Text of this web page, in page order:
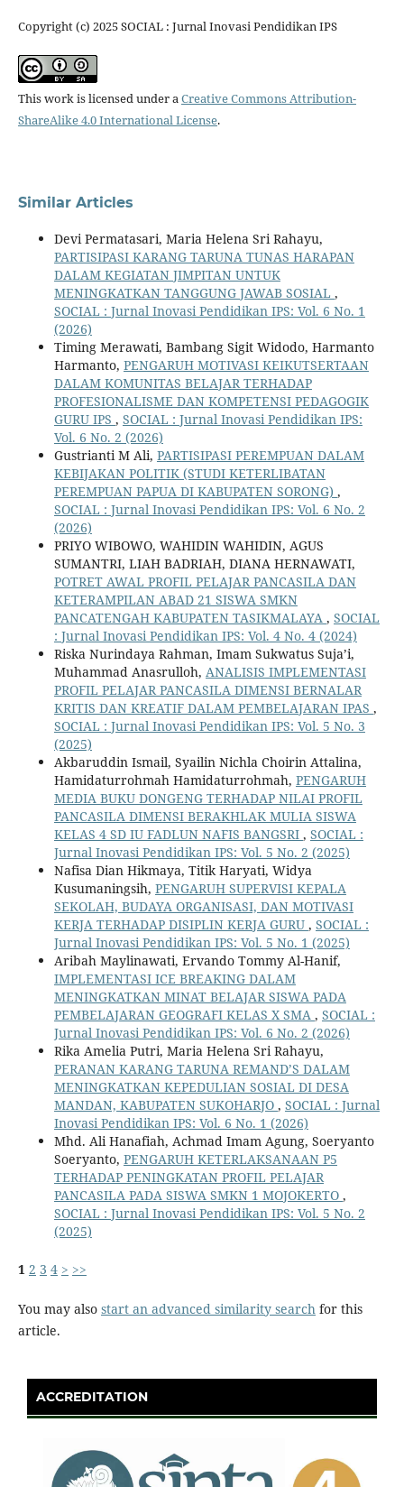
Copyright (c) 2025 SOCIAL : Jurnal Inovasi Pendidikan IPS
This work is licensed under aCreative Commons Attribution-
ShareAlike 4.0 International License.
Similar Articles
Devi Permatasari, Maria Helena Sri Rahayu,
PARTISIPASI KARANG TARUNA TUNAS HARAPAN
DALAM KEGIATAN JIMPITAN UNTUK
MENINGKATKAN TANGGUNG JAWAB SOSIAL ,
SOCIAL : Jurnal Inovasi Pendidikan IPS: Vol. 6 No. 1
(2026)
Timing Merawati, Bambang Sigit Widodo, Harmanto
Harmanto, PENGARUH MOTIVASI KEIKUTSERTAAN
DALAM KOMUNITAS BELAJAR TERHADAP
PROFESIONALISME DAN KOMPETENSI PEDAGOGIK
GURU IPS , SOCIAL : Jurnal Inovasi Pendidikan IPS:
Vol. 6 No. 2 (2026)
Gustrianti M Ali, PARTISIPASI PEREMPUAN DALAM
KEBIJAKAN POLITIK (STUDI KETERLIBATAN
PEREMPUAN PAPUA DI KABUPATEN SORONG) ,
SOCIAL : Jurnal Inovasi Pendidikan IPS: Vol. 6 No. 2
(2026)
PRIYO WIBOWO, WAHIDIN WAHIDIN, AGUS
SUMANTRI, LIAH BADRIAH, DIANA HERNAWATI,
POTRET AWAL PROFIL PELAJAR PANCASILA DAN
KETERAMPILAN ABAD 21 SISWA SMKN
PANCATENGAH KABUPATEN TASIKMALAYA , SOCIAL
: Jurnal Inovasi Pendidikan IPS: Vol. 4 No. 4 (2024)
Riska Nurindaya Rahman, Imam Sukwatus Suja’i,
Muhammad Anasrulloh, ANALISIS IMPLEMENTASI
PROFIL PELAJAR PANCASILA DIMENSI BERNALAR
KRITIS DAN KREATIF DALAM PEMBELAJARAN IPAS ,
SOCIAL : Jurnal Inovasi Pendidikan IPS: Vol. 5 No. 3
(2025)
Akbaruddin Ismail, Syailin Nichla Choirin Attalina,
Hamidaturrohmah Hamidaturrohmah, PENGARUH
MEDIA BUKU DONGENG TERHADAP NILAI PROFIL
PANCASILA DIMENSI BERAKHLAK MULIA SISWA
KELAS 4 SD IU FADLUN NAFIS BANGSRI , SOCIAL :
Jurnal Inovasi Pendidikan IPS: Vol. 5 No. 2 (2025)
Nafisa Dian Hikmaya, Titik Haryati, Widya
Kusumaningsih, PENGARUH SUPERVISI KEPALA
SEKOLAH, BUDAYA ORGANISASI, DAN MOTIVASI
KERJA TERHADAP DISIPLIN KERJA GURU , SOCIAL :
Jurnal Inovasi Pendidikan IPS: Vol. 5 No. 1 (2025)
Aribah Maylinawati, Ervando Tommy Al-Hanif,
IMPLEMENTASI ICE BREAKING DALAM
MENINGKATKAN MINAT BELAJAR SISWA PADA
PEMBELAJARAN GEOGRAFI KELAS X SMA , SOCIAL :
Jurnal Inovasi Pendidikan IPS: Vol. 6 No. 2 (2026)
Rika Amelia Putri, Maria Helena Sri Rahayu,
PERANAN KARANG TARUNA REMAND’S DALAM
MENINGKATKAN KEPEDULIAN SOSIAL DI DESA
MANDAN, KABUPATEN SUKOHARJO , SOCIAL : Jurnal
Inovasi Pendidikan IPS: Vol. 6 No. 1 (2026)
Mhd. Ali Hanafiah, Achmad Imam Agung, Soeryanto
Soeryanto, PENGARUH KETERLAKSANAAN P5
TERHADAP PENINGKATAN PROFIL PELAJAR
PANCASILA PADA SISWA SMKN 1 MOJOKERTO ,
SOCIAL : Jurnal Inovasi Pendidikan IPS: Vol. 5 No. 2
(2025)
1 2 3 4 > >>
You may also start an advanced similarity searchfor this
article.
ACCREDITATION